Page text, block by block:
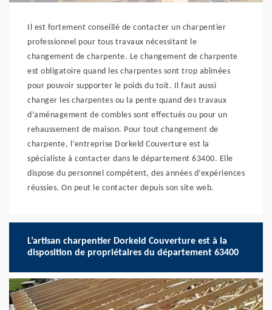
Il est fortement conseillé de contacter un charpentier
professionnel pour tous travaux nécessitant le
changement de charpente. Le changement de charpente
est obligatoire quand les charpentes sont trop abîmées
pour pouvoir supporter le poids du toit. Il faut aussi
changer les charpentes ou la pente quand des travaux
d’aménagement de combles sont effectués ou pour un
rehaussement de maison. Pour tout changement de
charpente, l’entreprise Dorkeld Couverture est la
spécialiste à contacter dans le département 63400. Elle
dispose du personnel compétent, des années d’expériences
réussies. On peut le contacter depuis son site web.
L’artisan charpentier Dorkeld Couverture est à la
disposition de propriétaires du département 63400